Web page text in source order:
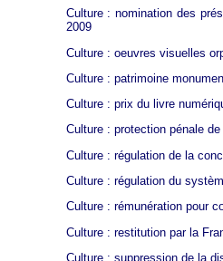
Culture : nomination des
2009
Culture : oeuvres visuelles
Culture : patrimoine
Culture : prix du livre
Culture : protection pénale
Culture : régulation de la
Culture : régulation du
Culture : rémunération pour
Culture : restitution par la
Culture : suppression de la